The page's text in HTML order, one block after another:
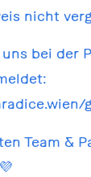
nicht
bei der
Team &